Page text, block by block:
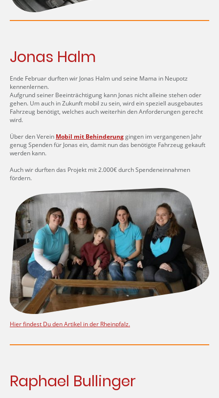
Jonas Halm
Ende Februar durften wir Jonas Halm und seine Mama in Neupotz
kennenlernen.
Aufgrund seiner Beeinträchtigung kann Jonas nicht alleine stehen oder
gehen. Um auch in Zukunft mobil zu sein, wird ein speziell ausgebautes
Fahrzeug benötigt, welches auch weiterhin den Anforderungen gerecht
wird.
Über den Verein Mobil mit Behinderunggingen im vergangenen Jahr
genug Spenden für Jonas ein, damit nun das benötigte Fahrzeug gekauft
werden kann.
Auch wir durften das Projekt mit 2.000€ durch Spendeneinnahmen
fördern.
Hier findest Du den Artikel in der Rheinpfalz.
Raphael Bullinger